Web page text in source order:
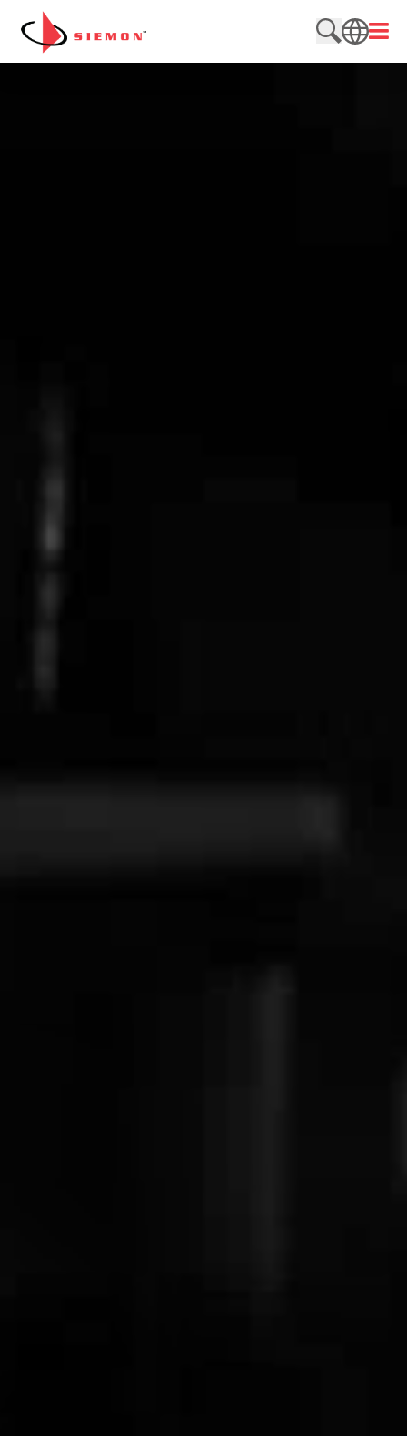
跳至内容
搜索网站
打开
SEARCH